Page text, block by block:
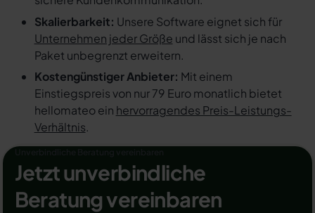
Skalierbarkeit: Unsere Software eignet sich für
Unternehmen jeder Größe und lässt sich je nach
Paket unbegrenzt erweitern.
Kostengünstiger Anbieter: Mit einem
Einstiegspreis von nur 79 Euro monatlich bietet
hellomateo ein hervorragendes Preis-Leistungs-
Verhältnis.
Jetzt unverbindliche
Beratung vereinbaren